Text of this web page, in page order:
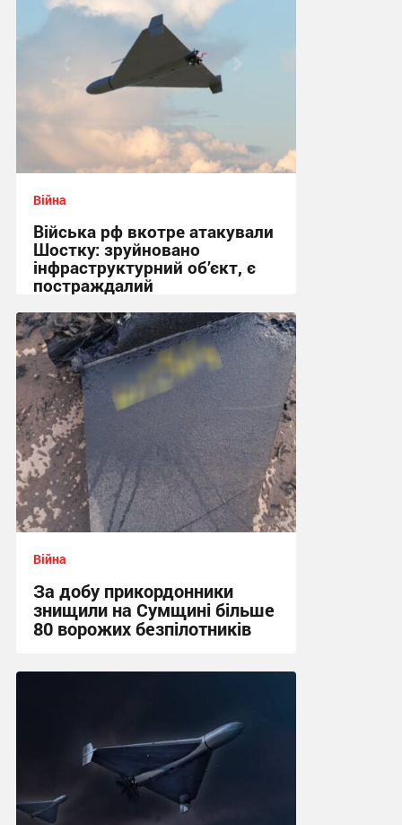
Війна
Війська рф вкотре атакували
Шостку: зруйновано
інфраструктурний об’єкт, є
постраждалий
18:50 сьогодні
Війна
За добу прикордонники
знищили на Сумщині більше
80 ворожих безпілотників